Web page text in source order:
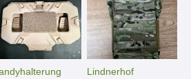
Lindnerhof